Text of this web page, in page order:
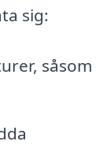
sig:
såsom